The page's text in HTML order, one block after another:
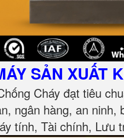
SẢN XUẤT
Cháy đạt tiêu
ngân hàng, an
tính, Tài chính, Lưu